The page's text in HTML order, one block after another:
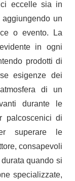
eccelle sia in
un
o evento. La
in ogni
prodotti di
esigenze dei
di un
durante le
palcoscenici di
superare le
consapevoli
quando si
specializzate,